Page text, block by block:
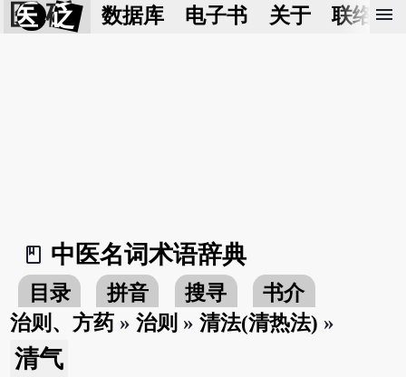
医 砭 数据库 电子书 关于 联络我
menu
book_2
中医名词术语辞典
目录 拼音 搜寻
书介
治则、方药 »治则 »清法(清热法) »
清气